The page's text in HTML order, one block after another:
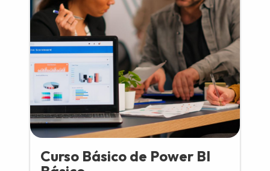
Curso Básico de Power BI